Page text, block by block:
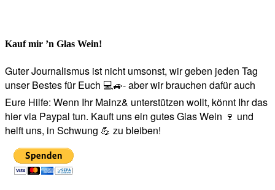
Kauf mir ’n Glas Wein!
Guter Journalismus ist nicht umsonst, wir geben jeden Tag
unser Bestes für Euch 💻🚙- aber wir brauchen dafür auch
Eure Hilfe: Wenn Ihr Mainz& unterstützen wollt, könnt Ihr das
hier via Paypal tun. Kauft uns ein gutes Glas Wein 🍷 und
helft uns, in Schwung 💪 zu bleiben!